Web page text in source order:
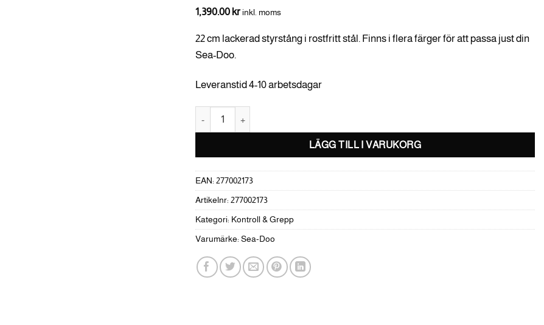
1,390.00 kr inkl. moms
22 cm lackerad styrstång i rostfritt stål. Finns i flera färger för att passa just din
Sea-Doo.
Leveranstid 4-10 arbetsdagar
LÄGG TILL I VARUKORG
EAN: 277002173
Artikelnr: 277002173
Kategori: Kontroll & Grepp
Varumärke: Sea-Doo